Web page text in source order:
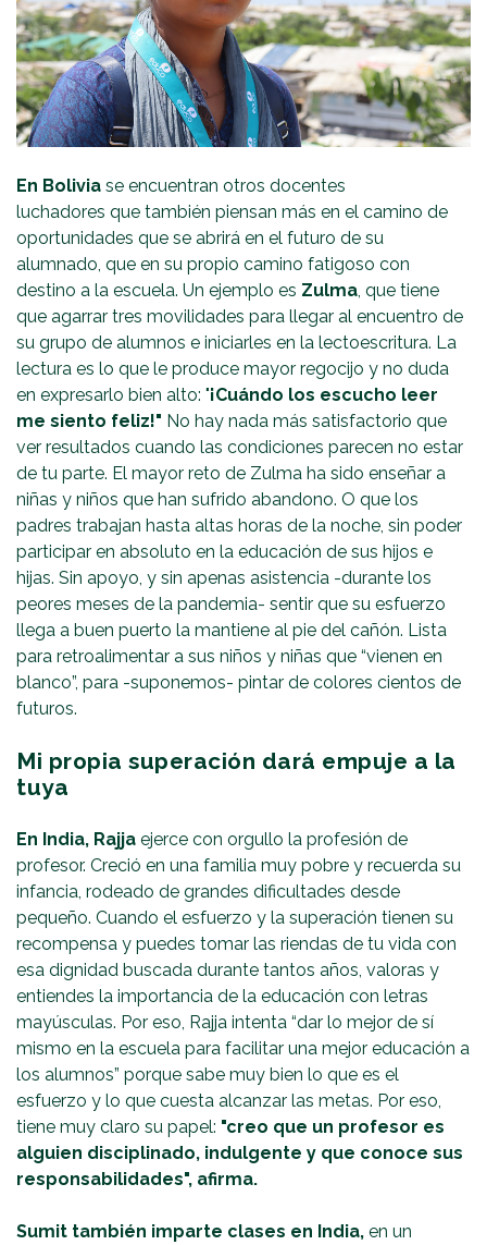
En Bolivia se encuentran otros docentes
luchadores que también piensan más en el camino de
oportunidades que se abrirá en el futuro de su
alumnado, que en su propio camino fatigoso con
destino a la escuela. Un ejemplo es Zulma , que tiene
que agarrar tres movilidades para llegar al encuentro de
su grupo de alumnos e iniciarles en la lectoescritura. La
lectura es lo que le produce mayor regocijo y no duda
en expresarlo bien alto: "¡Cuándo los escucho leer
me siento feliz!" No hay nada más satisfactorio que
ver resultados cuando las condiciones parecen no estar
de tu parte. El mayor reto de Zulma ha sido enseñar a
niñas y niños que han sufrido abandono. O que los
padres trabajan hasta altas horas de la noche, sin poder
participar en absoluto en la educación de sus hijos e
hijas. Sin apoyo, y sin apenas asistencia -durante los
peores meses de la pandemia- sentir que su esfuerzo
llega a buen puerto la mantiene al pie del cañón. Lista
para retroalimentar a sus niños y niñas que “vienen en
blanco”, para -suponemos- pintar de colores cientos de
futuros.
Mi propia superación dará empuje a la
tuya
En India, Rajja ejerce con orgullo la profesión de
profesor. Creció en una familia muy pobre y recuerda su
infancia, rodeado de grandes dificultades desde
pequeño. Cuando el esfuerzo y la superación tienen su
recompensa y puedes tomar las riendas de tu vida con
esa dignidad buscada durante tantos años, valoras y
entiendes la importancia de la educación con letras
mayúsculas. Por eso, Rajja intenta “dar lo mejor de sí
mismo en la escuela para facilitar una mejor educación a
los alumnos” porque sabe muy bien lo que es el
esfuerzo y lo que cuesta alcanzar las metas. Por eso,
tiene muy claro su papel: "creo que un profesor es
alguien disciplinado, indulgente y que conoce sus
responsabilidades", afirma.
Sumit también imparte clases en India, en un